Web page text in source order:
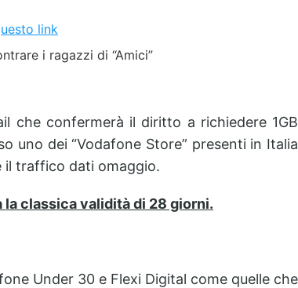
link
i ragazzi di “Amici”
che confermerà il diritto a richiedere 1GB
uno dei “Vodafone Store” presenti in Italia
il traffico dati omaggio.
classica validità di 28 giorni.
Under 30 e Flexi Digital come quelle che